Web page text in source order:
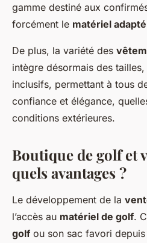
gamme destiné aux
forcément le matériel adapté
De plus, la variété des
intègre désormais des
inclusifs, permettant à tous
confiance et élégance,
conditions extérieures.
Boutique de golf et
quels avantages ?
Le développement de la
l’accès au matériel de golf.
golf ou son sac favori